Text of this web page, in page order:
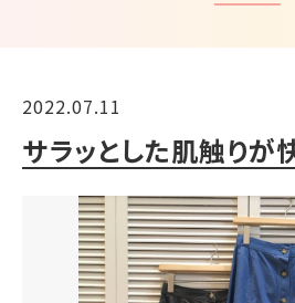
2022.07.11
サラッとした肌触り